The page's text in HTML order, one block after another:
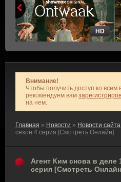
HD
Внимание!
Чтобы получить доступ ко
рекомендуем вам
на нем.
Главная » Новости » Новости сайта
сезон 4 серия [Смотреть Онлайн]
Агент Ким снова в деле
серия [Смотреть